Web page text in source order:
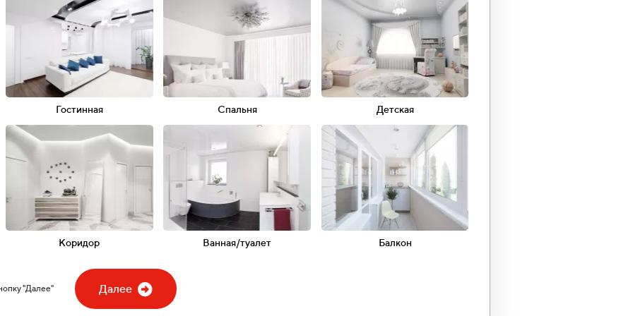
Гостинная Спальня Детская
Коридор Ванная/туалет Балкон
"Далее" Далее
100
75
Глянец Тканевый Фотопечать
Споты Световые линии Парящие
Трековое
освещение
и работ
000₽